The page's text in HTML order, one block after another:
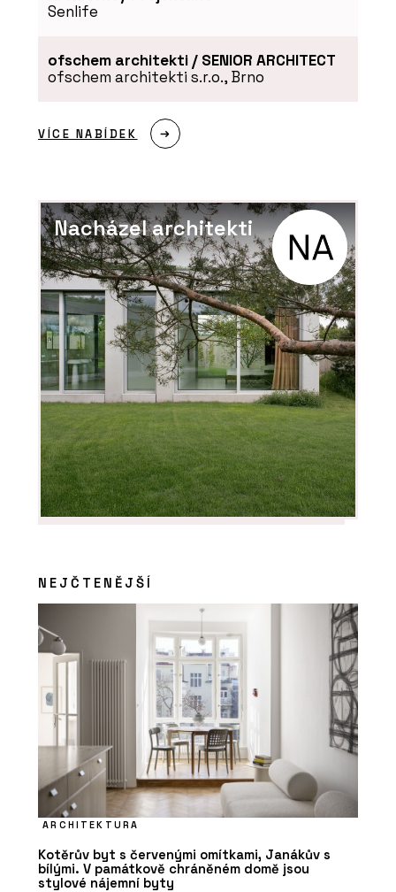
Senlife
ofschem architekti / SENIOR ARCHITECT
ofschem architekti s.r.o., Brno
VÍCE NABÍDEK
Nacházel architekti
NEJČTENĚJŠÍ
ARCHITEKTURA
Kotěrův byt s červenými omítkami, Janákův s
bílými. V památkově chráněném domě jsou
stylové nájemní byty